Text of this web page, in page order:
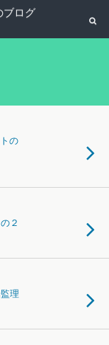
ブログ
の
２
理